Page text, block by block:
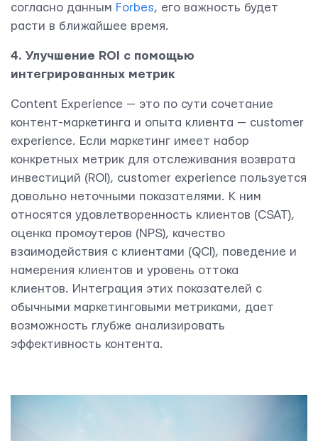
согласно данным Forbes, его важность будет
расти в ближайшее время.
4. Улучшение ROI с помощью
интегрированных метрик
Content Experience — это по сути сочетание
контент-маркетинга и опыта клиента — customer
experience. Если маркетинг имеет набор
конкретных метрик для отслеживания возврата
инвестиций (ROI), customer experience пользуется
довольно неточными показателями. К ним
относятся удовлетворенность клиентов (CSAT),
оценка промоутеров (NPS), качество
взаимодействия с клиентами (QCI), поведение и
намерения клиентов и уровень оттока
клиентов. Интеграция этих показателей с
обычными маркетинговыми метриками, дает
возможность глубже анализировать
эффективность контента.
Мы вам ответим в течении